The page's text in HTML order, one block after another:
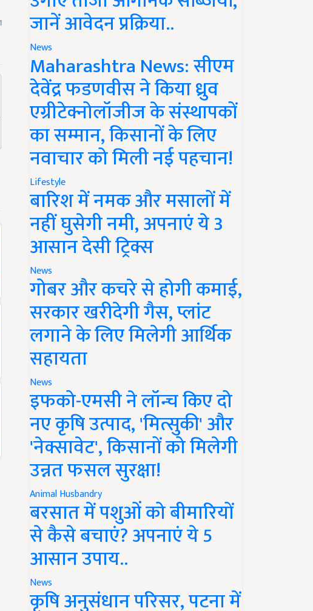
जानें आवेदन प्रक्रिया..
News
Maharashtra News: सीएम
देवेंद्र फडणवीस ने किया ध्रुव
एग्रीटेक्नोलॉजीज के संस्थापकों
का सम्मान, किसानों के लिए
नवाचार को मिली नई पहचान!
Lifestyle
बारिश में नमक और मसालों में
नहीं घुसेगी नमी, अपनाएं ये 3
आसान देसी ट्रिक्स
News
गोबर और कचरे से होगी कमाई,
सरकार खरीदेगी गैस, प्लांट
लगाने के लिए मिलेगी आर्थिक
सहायता
News
इफको-एमसी ने लॉन्च किए दो
नए कृषि उत्पाद, 'मित्सुकी' और
'नेक्सावेट', किसानों को मिलेगी
उन्नत फसल सुरक्षा!
Animal Husbandry
बरसात में पशुओं को बीमारियों
से कैसे बचाएं? अपनाएं ये 5
आसान उपाय..
News
कृषि अनुसंधान परिसर, पटना में